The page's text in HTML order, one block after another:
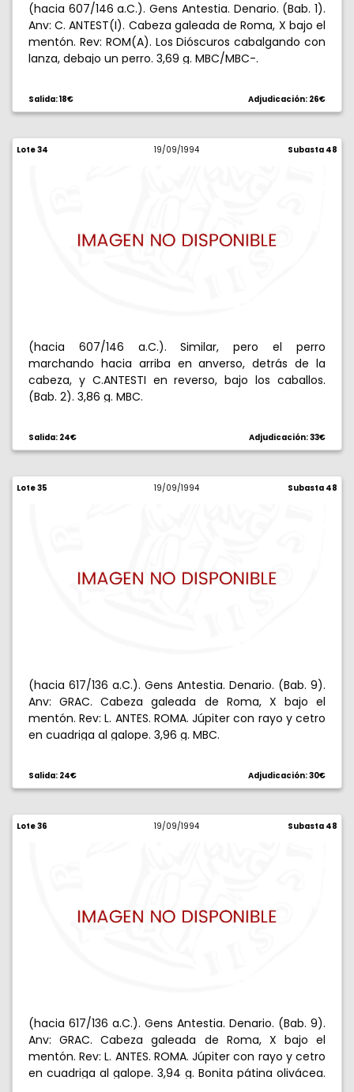
(hacia 607/146 a.C.). Gens Antestia. Denario. (Bab. 1).
Anv: C. ANTEST(I). Cabeza galeada de Roma, X bajo el
mentón. Rev: ROM(A). Los Dióscuros cabalgando con
lanza, debajo un perro. 3,69 g. MBC/MBC-.
Salida: 18€ Adjudicación: 26€
Lote 34 19/09/1994 Subasta 48
(hacia 607/146 a.C.). Similar, pero el perro
marchando hacia arriba en anverso, detrás de la
cabeza, y C.ANTESTI en reverso, bajo los caballos.
(Bab. 2). 3,86 g. MBC.
Salida: 24€ Adjudicación: 33€
Lote 35 19/09/1994 Subasta 48
(hacia 617/136 a.C.). Gens Antestia. Denario. (Bab. 9).
Anv: GRAC. Cabeza galeada de Roma, X bajo el
mentón. Rev: L. ANTES. ROMA. Júpiter con rayo y cetro
en cuadriga al galope. 3,96 g. MBC.
Salida: 24€ Adjudicación: 30€
Lote 36 19/09/1994 Subasta 48
(hacia 617/136 a.C.). Gens Antestia. Denario. (Bab. 9).
Anv: GRAC. Cabeza galeada de Roma, X bajo el
mentón. Rev: L. ANTES. ROMA. Júpiter con rayo y cetro
en cuadriga al galope. 3,94 g. Bonita pátina olivácea.